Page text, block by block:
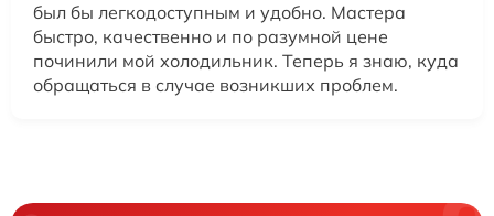
был бы легкодоступным и удобно. Мастера
быстро, качественно и по разумной цене
починили мой холодильник. Теперь я знаю, куда
обращаться в случае возникших проблем.